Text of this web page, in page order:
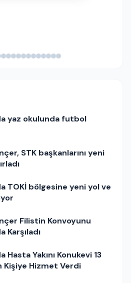
yaz okulunda futbol
STK başkanlarını yeni
TOKİ bölgesine yeni yol ve
Filistin Konvoyunu
Karşıladı
Hasta Yakını Konukevi 13
Kişiye Hizmet Verdi